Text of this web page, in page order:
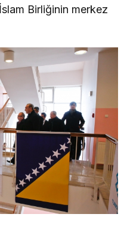
Birliğinin merkez